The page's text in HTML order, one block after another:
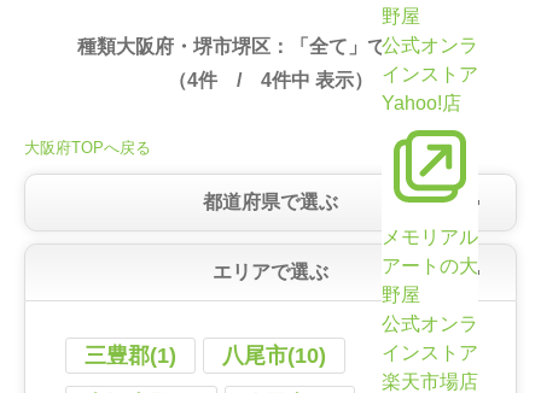
野屋
公式オンラ
インストア
Yahoo!店
メモリアル
アートの大
野屋
公式オンラ
インストア
楽天市場店
種類大阪府・堺市堺区：「全て」で絞り込み
（4件 / 4件中 表示）
大阪府TOPへ戻る
都道府県で選ぶ
エリアで選ぶ
三豊郡(1)
八尾市(10)